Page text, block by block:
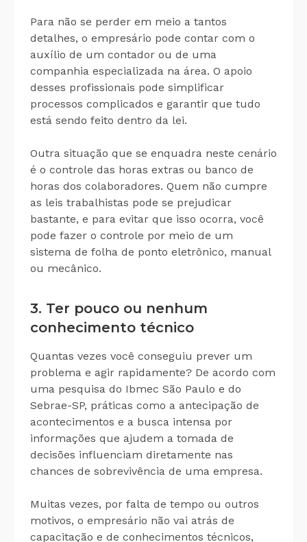
Para não se perder em meio a tantos
detalhes, o empresário pode contar com o
auxílio de um contador ou de uma
companhia especializada na área. O apoio
desses profissionais pode simplificar
processos complicados e garantir que tudo
está sendo feito dentro da lei.
Outra situação que se enquadra neste cenário
é o controle das horas extras ou banco de
horas dos colaboradores. Quem não cumpre
as leis trabalhistas pode se prejudicar
bastante, e para evitar que isso ocorra, você
pode fazer o controle por meio de um
sistema de folha de ponto eletrônico, manual
ou mecânico.
3. Ter pouco ou nenhum
conhecimento técnico
Quantas vezes você conseguiu prever um
problema e agir rapidamente? De acordo com
uma pesquisa do Ibmec São Paulo e do
Sebrae-SP, práticas como a antecipação de
acontecimentos e a busca intensa por
informações que ajudem a tomada de
decisões influenciam diretamente nas
chances de sobrevivência de uma empresa.
Muitas vezes, por falta de tempo ou outros
motivos, o empresário não vai atrás de
capacitação e de conhecimentos técnicos,